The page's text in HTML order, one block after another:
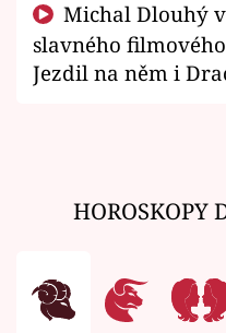
slavného
Jezdil na něm i
HOROSKOPY